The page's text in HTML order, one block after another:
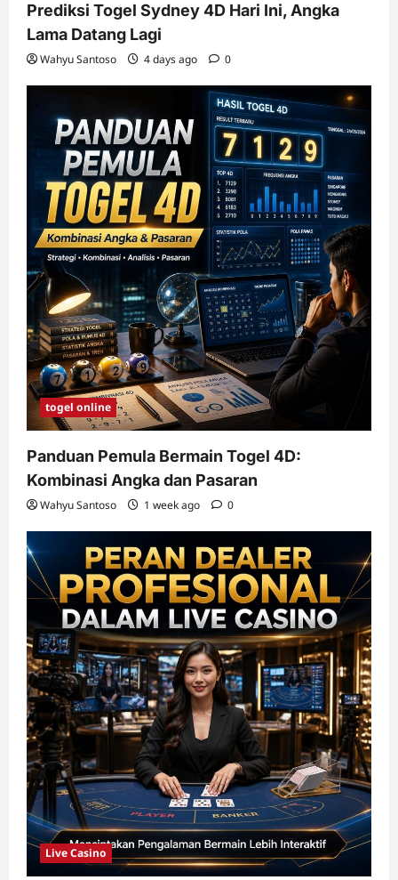
Prediksi Togel Sydney 4D Hari Ini, Angka
Lama Datang Lagi
Wahyu Santoso 4 days ago 0
togel online
Panduan Pemula Bermain Togel 4D:
Kombinasi Angka dan Pasaran
Wahyu Santoso 1 week ago 0
Live Casino